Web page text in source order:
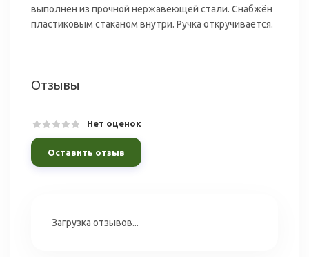
выполнен из прочной нержавеющей стали. Снабжён
пластиковым стаканом внутри. Ручка откручивается.
Отзывы
Нет оценок
Оставить отзыв
Загрузка отзывов...